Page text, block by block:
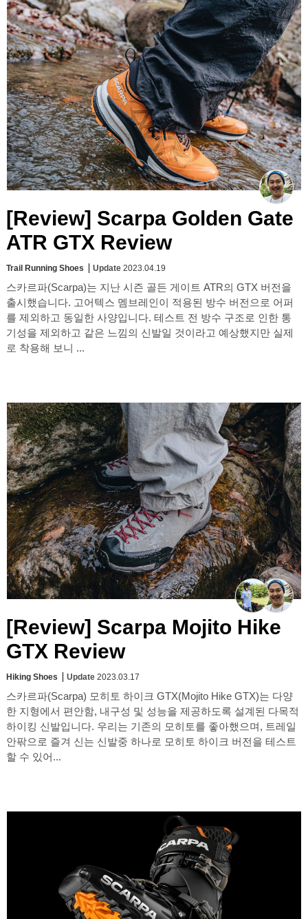
[Review] Scarpa Golden Gate
ATR GTX Review
Trail Running Shoes Update 2023.04.19
스카르파(Scarpa)는 지난 시즌 골든 게이트 ATR의 GTX 버전을
출시했습니다. 고어텍스 멤브레인이 적용된 방수 버전으로 어퍼
를 제외하고 동일한 사양입니다. 테스트 전 방수 구조로 인한 통
기성을 제외하고 같은 느낌의 신발일 것이라고 예상했지만 실제
로 착용해 보니 ...
[Review] Scarpa Mojito Hike
GTX Review
Hiking Shoes Update 2023.03.17
스카르파(Scarpa) 모히토 하이크 GTX(Mojito Hike GTX)는 다양
한 지형에서 편안함, 내구성 및 성능을 제공하도록 설계된 다목적
하이킹 신발입니다. 우리는 기존의 모히토를 좋아했으며, 트레일
안팎으로 즐겨 신는 신발중 하나로 모히토 하이크 버전을 테스트
할 수 있어...